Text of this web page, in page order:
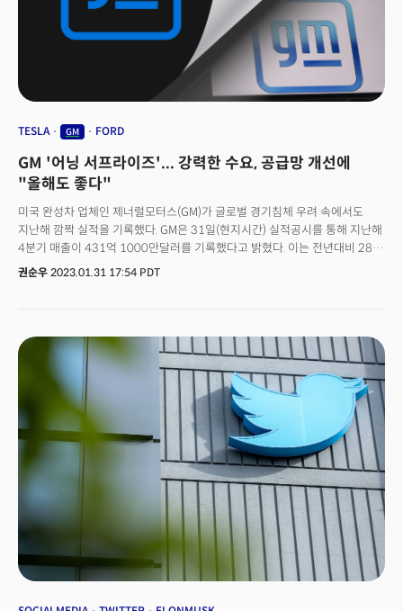
TESLA GM FORD
GM '어닝 서프라이즈'... 강력한 수요, 공급망 개선에
"올해도 좋다"
미국 완성차 업체인 제너럴모터스(GM)가 글로벌 경기침체 우려 속에서도
지난해 깜짝 실적을 기록했다. GM은 31일(현지시간) 실적공시를 통해 지난해
4분기 매출이 431억 1000만달러를 기록했다고 밝혔다. 이는 전년대비 28%
증가한 수치다. 매출은 레피니티브가 수집한 시장 애널리스트 추정치인
환호했다. 이날 뉴욕증시에서 GM 주가는 장중 한때 9.5%까지 치솟았다가
소폭 하락한 8.4% 급등한 39.32달러에 거래를 마쳤다. 이는 지난해 10월 4일
이후 일간 최고치였다.
권순우 2023.01.31 17:54 PDT